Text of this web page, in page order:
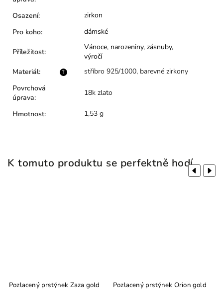
Osazení:
zirkon
Pro koho: dámské
Příležitost:
Vánoce, narozeniny, zásnuby,
výročí
?
Materiál:
stříbro 925/1000, barevné zirkony
Povrchová
úprava:
18k zlato
Hmotnost: 1,53 g
K tomuto produktu se perfektně hodí
Previous
Pozlacený prstýnek Zaza gold Pozlacený prstýnek Orion gold
Next